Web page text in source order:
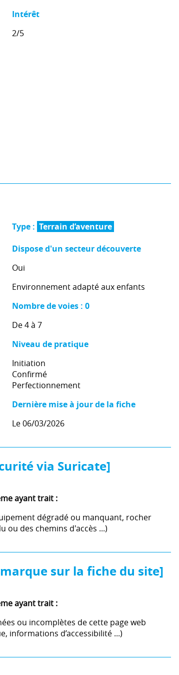
Intérêt
2/5
Type : Terrain d’aventure
Dispose d'un secteur découverte
Oui
Environnement adapté aux enfants
Nombre de voies : 0
De 4 à 7
Niveau de pratique
Initiation
Confirmé
Perfectionnement
Dernière mise à jour de la fiche
Le 06/03/2026
via Suricate]
ayant trait :
dégradé ou manquant, rocher
ou des chemins d'accès ...)
sur la fiche du site]
ayant trait :
ou incomplètes de cette page web
informations d’accessibilité ...)